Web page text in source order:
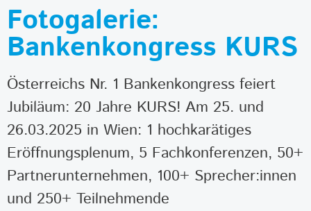
Fotogalerie:
Bankenkongress KURS
Österreichs Nr. 1 Bankenkongress feiert
Jubiläum: 20 Jahre KURS! Am 25. und
26.03.2025 in Wien: 1 hochkarätiges
Eröffnungsplenum, 5 Fachkonferenzen, 50+
Partnerunternehmen, 100+ Sprecher:innen
und 250+ Teilnehmende